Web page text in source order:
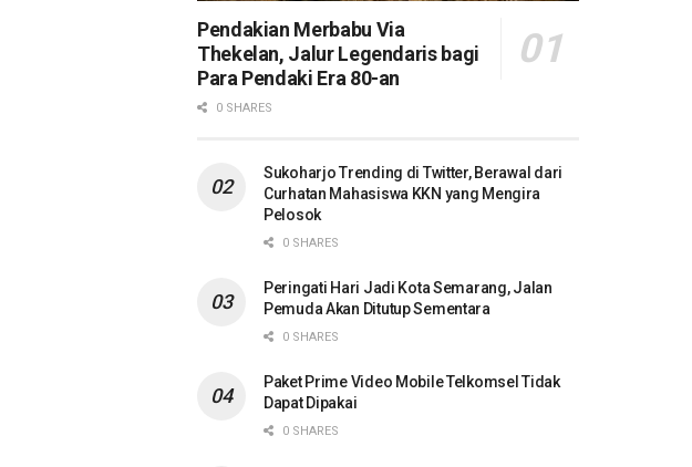
Pendakian Merbabu Via
Thekelan, Jalur Legendaris bagi
Para Pendaki Era 80-an
0 SHARES
Sukoharjo Trending di Twitter, Berawal dari
Curhatan Mahasiswa KKN yang Mengira
Pelosok
0 SHARES
Peringati Hari Jadi Kota Semarang, Jalan
Pemuda Akan Ditutup Sementara
0 SHARES
Paket Prime Video Mobile Telkomsel Tidak
Dapat Dipakai
0 SHARES